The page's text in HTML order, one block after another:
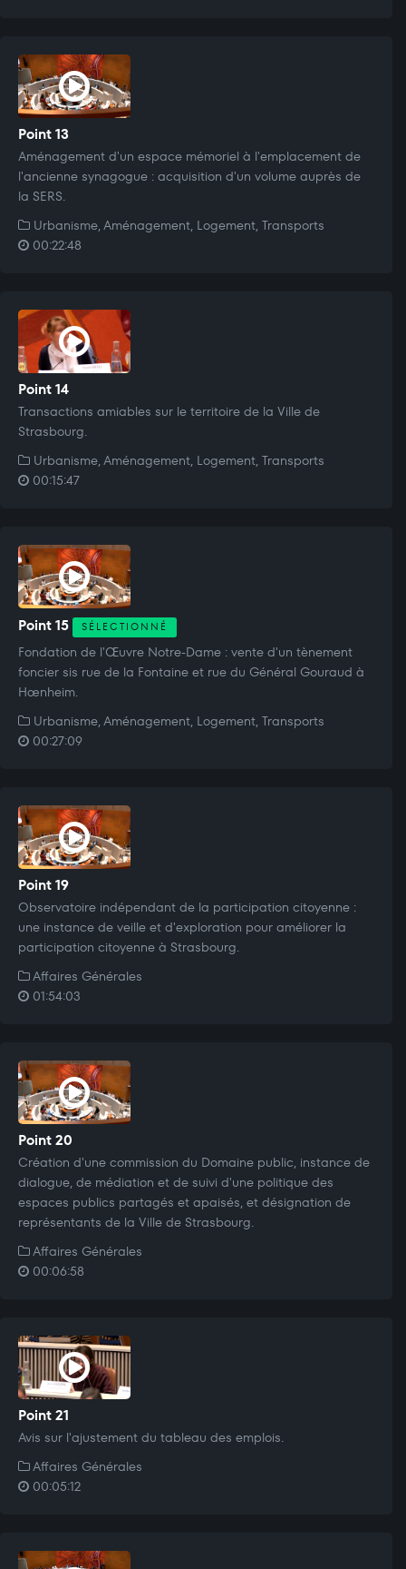
Point 13
Aménagement d'un espace mémoriel à l'emplacement de
l'ancienne synagogue : acquisition d'un volume auprès de
la SERS.
Urbanisme, Aménagement, Logement, Transports
00:22:48
Point 14
Transactions amiables sur le territoire de la Ville de
Strasbourg.
Urbanisme, Aménagement, Logement, Transports
00:15:47
Point 15 SÉLECTIONNÉ
Fondation de l'Œuvre Notre-Dame : vente d'un tènement
foncier sis rue de la Fontaine et rue du Général Gouraud à
Hœnheim.
Urbanisme, Aménagement, Logement, Transports
00:27:09
Point 19
Observatoire indépendant de la participation citoyenne :
une instance de veille et d'exploration pour améliorer la
participation citoyenne à Strasbourg.
Affaires Générales
01:54:03
Point 20
Création d'une commission du Domaine public, instance de
dialogue, de médiation et de suivi d'une politique des
espaces publics partagés et apaisés, et désignation de
représentants de la Ville de Strasbourg.
Affaires Générales
00:06:58
Point 21
Avis sur l'ajustement du tableau des emplois.
Affaires Générales
00:05:12